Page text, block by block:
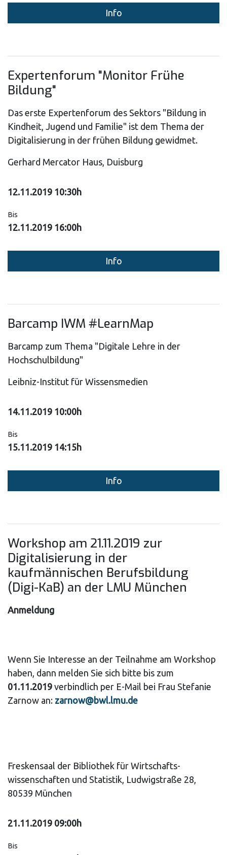
Info
Expertenforum "Monitor Frühe
Bildung"
Das erste Expertenforum des Sektors "Bildung in
Kindheit, Jugend und Familie" ist dem Thema der
Digitalisierung in der frühen Bildung gewidmet.
Gerhard Mercator Haus, Duisburg
12.11.2019 10:30h
Bis
12.11.2019 16:00h
Info
Barcamp IWM #LearnMap
Barcamp zum Thema "Digitale Lehre in der
Hochschulbildung"
Leibniz-Institut für Wissensmedien
14.11.2019 10:00h
Bis
15.11.2019 14:15h
Info
Workshop am 21.11.2019 zur
Digitalisierung in der
kaufmännischen Berufsbildung
(Digi-KaB) an der LMU München
Anmeldung
Wenn Sie Interesse an der Teilnahme am Workshop
haben, dann melden Sie sich bitte bis zum
01.11.2019 verbindlich per E-Mail bei Frau Stefanie
Zarnow an: zarnow@bwl.lmu.de
Freskensaal der Bibliothek für Wirtschafts-
wissenschaften und Statistik, Ludwigstraße 28,
80539 München
21.11.2019 09:00h
Bis